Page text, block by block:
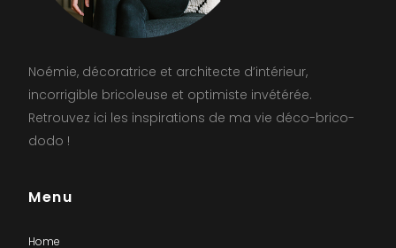
Noémie, décoratrice et architecte d’intérieur,
incorrigible bricoleuse et optimiste invétérée.
Retrouvez ici les inspirations de ma vie déco-brico-
dodo !
Menu
Home